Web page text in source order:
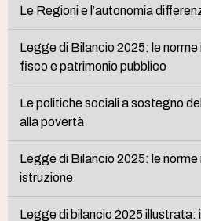
Le Regioni e l’autonomia
Legge di Bilancio 2025: le
fisco e patrimonio pubblico
Le politiche sociali a sostegno
alla povertà
Legge di Bilancio 2025: le norme
istruzione
Legge di bilancio 2025